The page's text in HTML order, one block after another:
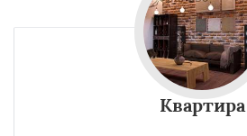
Квартира